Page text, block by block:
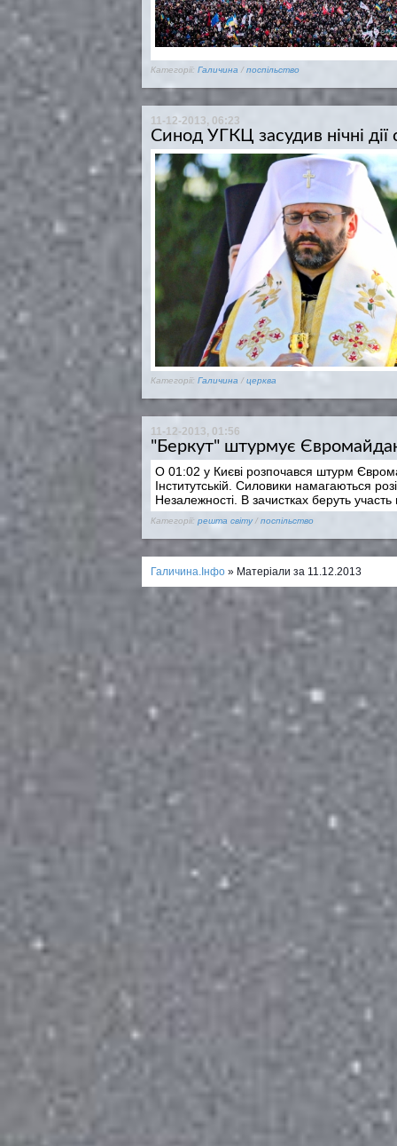
Категорії: Галичина / поспільство
11-12-2013, 06:23
Синод УГКЦ засудив нічні дії
Категорії: Галичина / церква
11-12-2013, 01:56
"Беркут" штурмує
О 01:02 у Києві розпочався штурм
Інститутській. Силовики намагаються
Незалежності. В зачистках беруть участь
Категорії: решта світу/ поспільство
Галичина.Інфо » Матеріали за 11.12.2013